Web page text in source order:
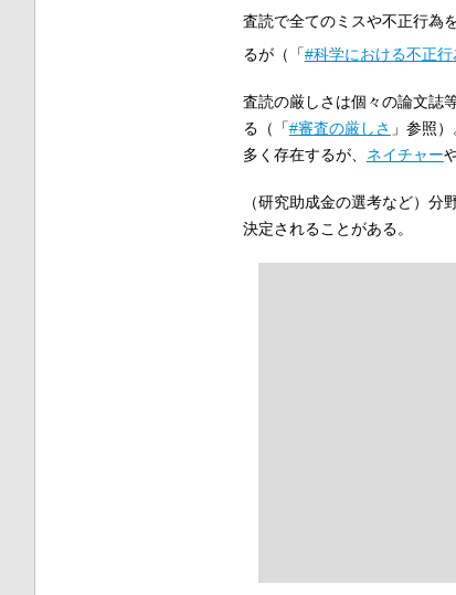
査読で全てのミスや不正行為
るが（「#科学における不正
査読の厳しさは個々の論文誌
る（「#審査の厳しさ 」参照
多く存在するが、 ネイチャー
（研究助成金の選考など）
決定されることがある。